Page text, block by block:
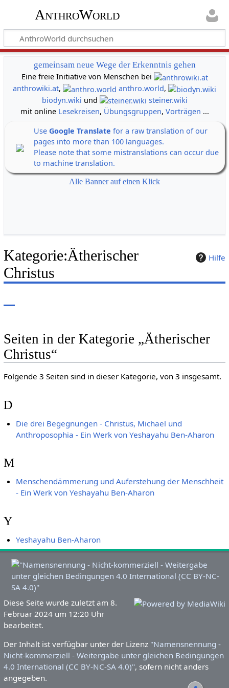
AnthroWorld
gemeinsam neue Wege der Erkenntnis gehen
Eine freie Initiative von Menschen bei
anthrowiki.at, anthro.world,
biodyn.wiki und
steiner.wiki
mit online Lesekreisen, Übungsgruppen, Vorträgen ...
Use Google Translate for a raw translation of our
pages into more than 100 languages.
Please note that some mistranslations can occur due
to machine translation.
Alle Banner auf einen Klick
Hilfe
Kategorie:Ätherischer
Christus
Seiten in der Kategorie „Ätherischer
Christus“
Folgende 3 Seiten sind in dieser Kategorie, von 3 insgesamt.
D
Die drei Begegnungen - Christus, Michael und
Anthroposophia - Ein Werk von Yeshayahu Ben-Aharon
M
Menschendämmerung und Auferstehung der Menschheit
- Ein Werk von Yeshayahu Ben-Aharon
Y
Yeshayahu Ben-Aharon
Diese Seite wurde zuletzt am 8.
Februar 2024 um 12:20 Uhr
bearbeitet.
Der Inhalt ist verfügbar unter der Lizenz ''Namensnennung -
Nicht-kommerziell - Weitergabe unter gleichen Bedingungen
4.0 International (CC BY-NC-SA 4.0)'', sofern nicht anders
angegeben.